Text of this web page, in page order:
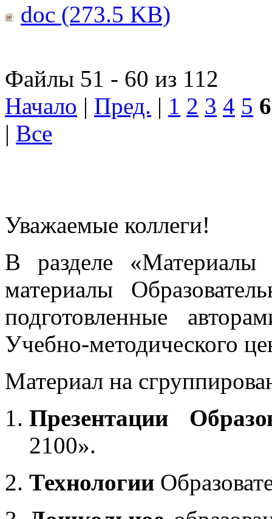
doc (273.5 KB)
Файлы 51 - 60 из 112
Начало | Пред. | 1 2 3 4 5 6
| Все
Уважаемые коллеги!
В разделе «Материалы
материалы
подготовленные
Учебно-методического
Материал на
Презентации
2100».
Технологии